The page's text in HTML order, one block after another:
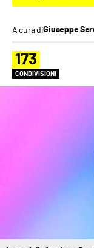
A cura diGiuseppe
173
CONDIVISIONI